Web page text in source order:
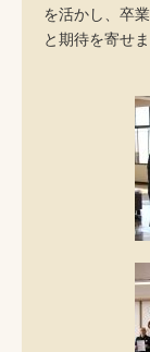
を活かし、卒
と期待を寄せま